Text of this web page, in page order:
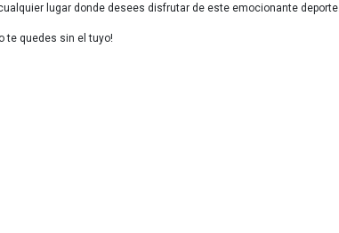
lugar donde desees disfrutar de este emocionante deporte.
te quedes sin el tuyo!